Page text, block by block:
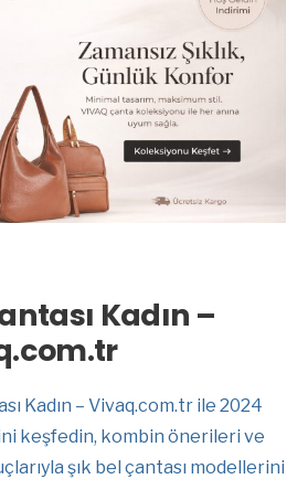
Kadın –
Kadın – Vivaq.com.tr ile 2024
keşfedin, kombin önerileri ve
şık bel çantası modellerini